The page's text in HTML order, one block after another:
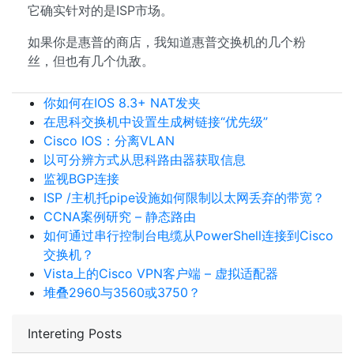
Intereting Posts
它确实针对的是ISP市场。
如果你是惠普的商店，我知道惠普交换机的几个粉
丝，但也有几个仇敌。
你如何在IOS 8.3+ NAT发夹
在思科交换机中设置生成树链接“优先级”
Cisco IOS：分离VLAN
以可分辨方式从思科路由器获取信息
监视BGP连接
ISP /主机托pipe设施如何限制以太网丢弃的带宽？
CCNA案例研究 – 静态路由
如何通过串行控制台电缆从PowerShell连接到Cisco
交换机？
Vista上的Cisco VPN客户端 – 虚拟适配器
堆叠2960与3560或3750？